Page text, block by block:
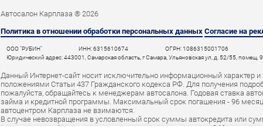
Автосалон Карплаза ® 2026
Политика в отношении обработки персональных данных Согласие на
ООО "РУБИН" ИНН: 6315610674 ОГРН: 1086315001706
Юридический адрес: 443001, Самарская область, г Самара, Ульяновская ул, д. 52/55, помещ.
Данный Интернет-сайт носит исключительно информационный характер
положениями Статьи 437 Гражданского кодекса РФ. Для получения
пожалуйста, обращайтесь к менеджерам автосалона. Годовая ставка
займа и кредитной программы. Максимальный срок погашения - 96
автоцентром Карплаза не взимаются.
В случае невозвращения в условленный срок суммы автокредита или